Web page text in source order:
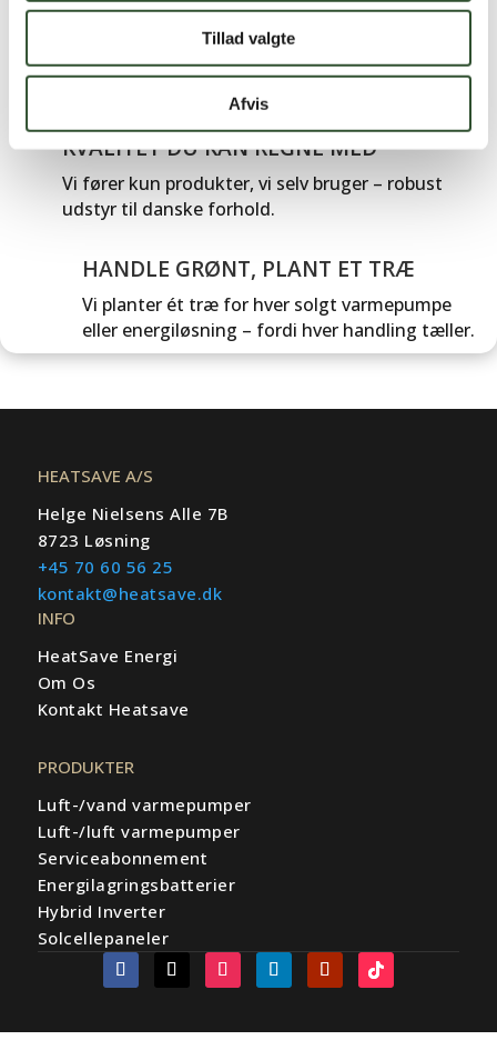
Tillad valgte
Afvis
SIKKER BETALING
Betal trygt med betalingskort eller bank – altid
KVALITET DU KAN REGNE MED
Vi fører kun produkter, vi selv bruger – robust
udstyr til danske forhold.
HANDLE GRØNT, PLANT ET TRÆ
Vi planter ét træ for hver solgt varmepumpe
eller energiløsning – fordi hver handling tæller.
HEATSAVE A/S
Helge Nielsens Alle 7B
8723 Løsning
+45 70 60 56 25
kontakt@heatsave.dk
INFO
HeatSave Energi
Om Os
Kontakt Heatsave
PRODUKTER
Luft-/vand varmepumper
Luft-/luft varmepumper
Serviceabonnement
Energilagringsbatterier
Hybrid Inverter
Solcellepaneler